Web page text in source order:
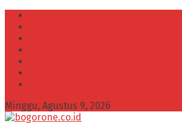
Minggu, Agustus 9, 2026